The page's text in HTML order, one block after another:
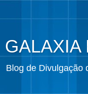
GALAXIA
Blog de Divulgação